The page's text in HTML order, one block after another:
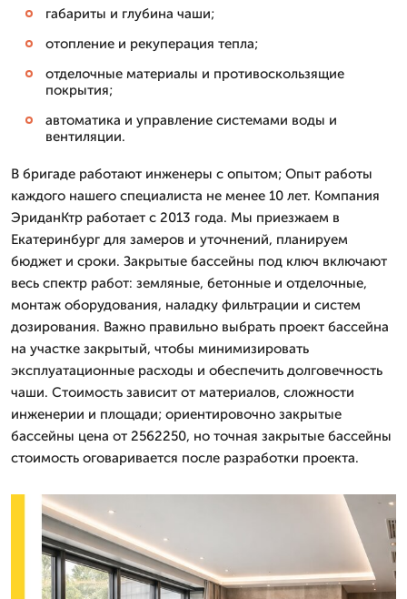
габариты и глубина чаши;
отопление и рекуперация тепла;
отделочные материалы и противоскользящие
покрытия;
автоматика и управление системами воды и
вентиляции.
В бригаде работают инженеры с опытом; Опыт работы
каждого нашего специалиста не менее 10 лет. Компания
ЭриданКтр работает с 2013 года. Мы приезжаем в
Екатеринбург для замеров и уточнений, планируем
бюджет и сроки. Закрытые бассейны под ключ включают
весь спектр работ: земляные, бетонные и отделочные,
монтаж оборудования, наладку фильтрации и систем
дозирования. Важно правильно выбрать проект бассейна
на участке закрытый, чтобы минимизировать
эксплуатационные расходы и обеспечить долговечность
чаши. Стоимость зависит от материалов, сложности
инженерии и площади; ориентировочно закрытые
бассейны цена от 2562250, но точная закрытые бассейны
стоимость оговаривается после разработки проекта.